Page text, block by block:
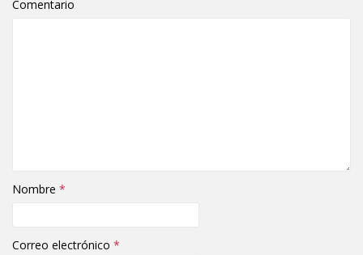
Comentario
Nombre *
Correo electrónico *